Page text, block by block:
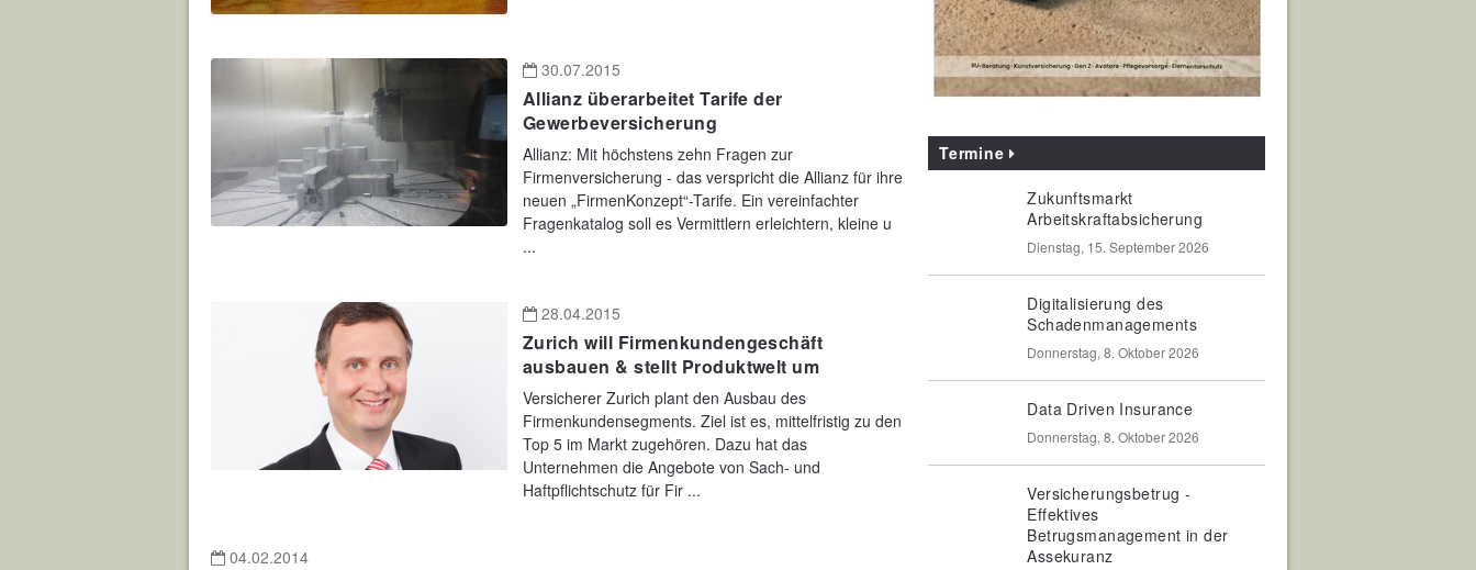
30.07.2015
Allianz überarbeitet Tarife der
Gewerbeversicherung
Allianz: Mit höchstens zehn Fragen zur
Firmenversicherung - das verspricht die Allianz für ihre
neuen „FirmenKonzept“-Tarife. Ein vereinfachter
Fragenkatalog soll es Vermittlern erleichtern, kleine u
...
28.04.2015
Zurich will Firmenkundengeschäft
ausbauen & stellt Produktwelt um
Versicherer Zurich plant den Ausbau des
Firmenkundensegments. Ziel ist es, mittelfristig zu den
Top 5 im Markt zugehören. Dazu hat das
Unternehmen die Angebote von Sach- und
Haftpflichtschutz für Fir ...
04.02.2014
Termine
Zukunftsmarkt
Arbeitskraftabsicherung
Dienstag, 15. September 2026
Digitalisierung des
Schadenmanagements
Donnerstag, 8. Oktober 2026
Data Driven Insurance
Donnerstag, 8. Oktober 2026
Versicherungsbetrug -
Effektives
Betrugsmanagement in der
Assekuranz